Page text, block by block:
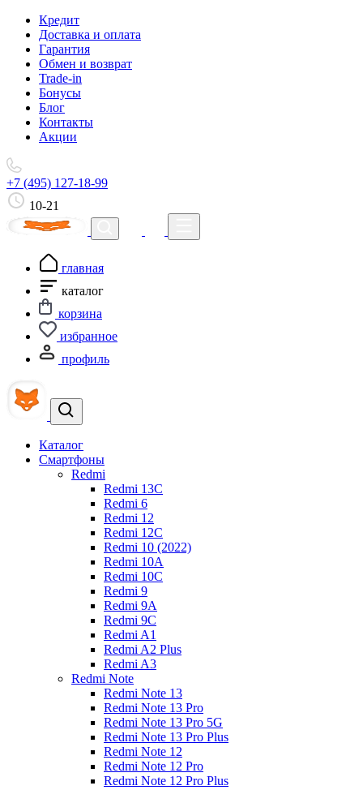
Кредит
Доставка и оплата
Гарантия
Обмен и возврат
Trade-in
Бонусы
Блог
Контакты
Акции
+7 (495) 127-18-99
10-21
главная
каталог
корзина
избранное
профиль
Каталог
Смартфоны
Redmi
Redmi 13C
Redmi 6
Redmi 12
Redmi 12C
Redmi 10 (2022)
Redmi 10A
Redmi 10C
Redmi 9
Redmi 9A
Redmi 9C
Redmi A1
Redmi A2 Plus
Redmi A3
Redmi Note
Redmi Note 13
Redmi Note 13 Pro
Redmi Note 13 Pro 5G
Redmi Note 13 Pro Plus
Redmi Note 12
Redmi Note 12 Pro
Redmi Note 12 Pro Plus